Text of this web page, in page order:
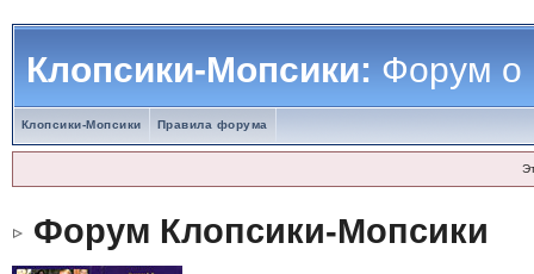
Клопсики-Мопсики:Форум о
Клопсики-Мопсики Правила форума
Форум Клопсики-Мопсики